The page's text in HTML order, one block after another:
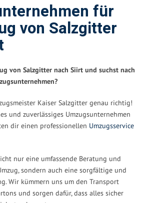
für
von Salzgitter
von Salzgitter nach Siirt und suchst nach
Kaiser Salzgitter genau richtig!
und zuverlässiges Umzugsunternehmen
dir einen professionellen Umzugsservice
nur eine umfassende Beratung und
sondern auch eine sorgfältige und
Wir kümmern uns um den Transport
und sorgen dafür, dass alles sicher